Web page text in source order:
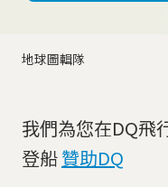
地球圖輯隊
我們為您在DQ飛
登船贊助DQ